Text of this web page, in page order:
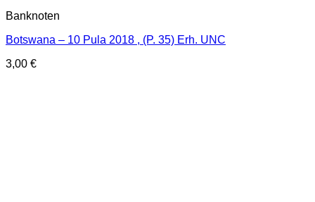
Banknoten
Botswana – 10 Pula 2018 , (P. 35) Erh. UNC
3,00 €